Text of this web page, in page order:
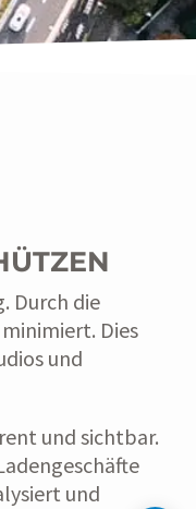
Durch die
Dies
und
und sichtbar.
und